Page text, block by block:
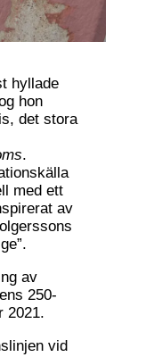
hyllade
hon
det stora
.
med ett
av
av
250-
2021.
vid